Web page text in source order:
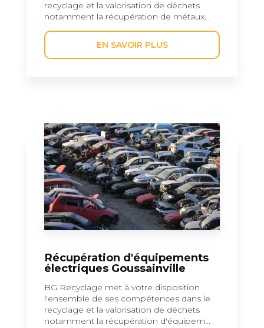
recyclage et la valorisation de déchets
notamment la récupération de métaux...
EN SAVOIR PLUS
Récupération d'équipements
électriques Goussainville
BG Recyclage met à votre disposition
l'ensemble de ses compétences dans le
recyclage et la valorisation de déchets
notamment la récupération d'équipem...